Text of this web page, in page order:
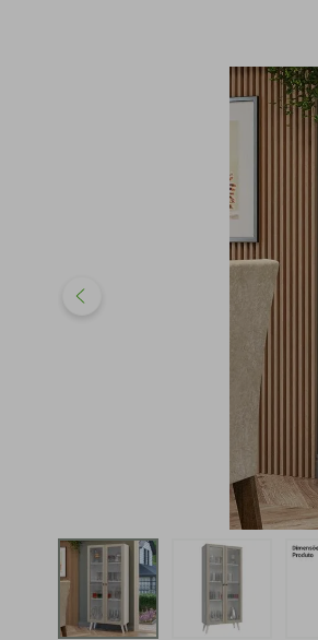
air fryer